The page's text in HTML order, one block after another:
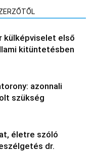
külképviselet első
kitüntetésben
azonnali
szükség
életre szóló
dr.